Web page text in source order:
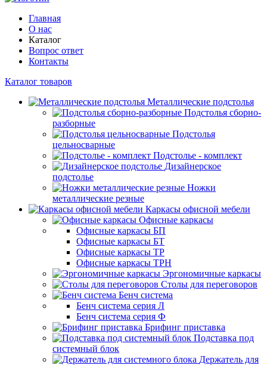
Главная
О нас
Каталог
Вопрос ответ
Контакты
Каталог товаров
Металлические подстолья
Подстолья сборно-
разборные
Подстолья
цельносварные
Подстолье - комплект
Дизайнерское
подстолье
Ножки
металлические резные
Каркасы офисной мебели
Офисные каркасы
Офисные каркасы БП
Офисные каркасы БТ
Офисные каркасы ТР
Офисные каркасы ТРН
Эргономичные каркасы
Столы для переговоров
Бенч система
Бенч система серия Л
Бенч система серия Ф
Брифинг приставка
Подставка под
системный блок
Держатель для